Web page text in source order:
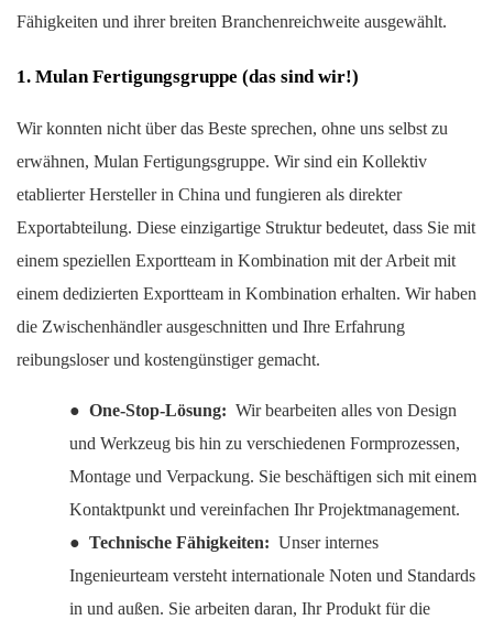
Fähigkeiten und ihrer breiten Branchenreichweite ausgewählt.
1. Mulan Fertigungsgruppe (das sind wir!)
Wir konnten nicht über das Beste sprechen, ohne uns selbst zu
erwähnen, Mulan Fertigungsgruppe. Wir sind ein Kollektiv
etablierter Hersteller in China und fungieren als direkter
Exportabteilung. Diese einzigartige Struktur bedeutet, dass Sie mit
einem speziellen Exportteam in Kombination mit der Arbeit mit
einem dedizierten Exportteam in Kombination erhalten. Wir haben
die Zwischenhändler ausgeschnitten und Ihre Erfahrung
reibungsloser und kostengünstiger gemacht.
● One-Stop-Lösung: Wir bearbeiten alles von Design
und Werkzeug bis hin zu verschiedenen Formprozessen,
Montage und Verpackung. Sie beschäftigen sich mit einem
Kontaktpunkt und vereinfachen Ihr Projektmanagement.
● Technische Fähigkeiten: Unser internes
Ingenieurteam versteht internationale Noten und Standards
in und außen. Sie arbeiten daran, Ihr Produkt für die